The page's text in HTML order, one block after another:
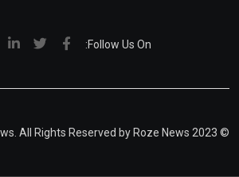
Follow Us On:
© 2023 Roze News. All Rights Reserved by Roze News